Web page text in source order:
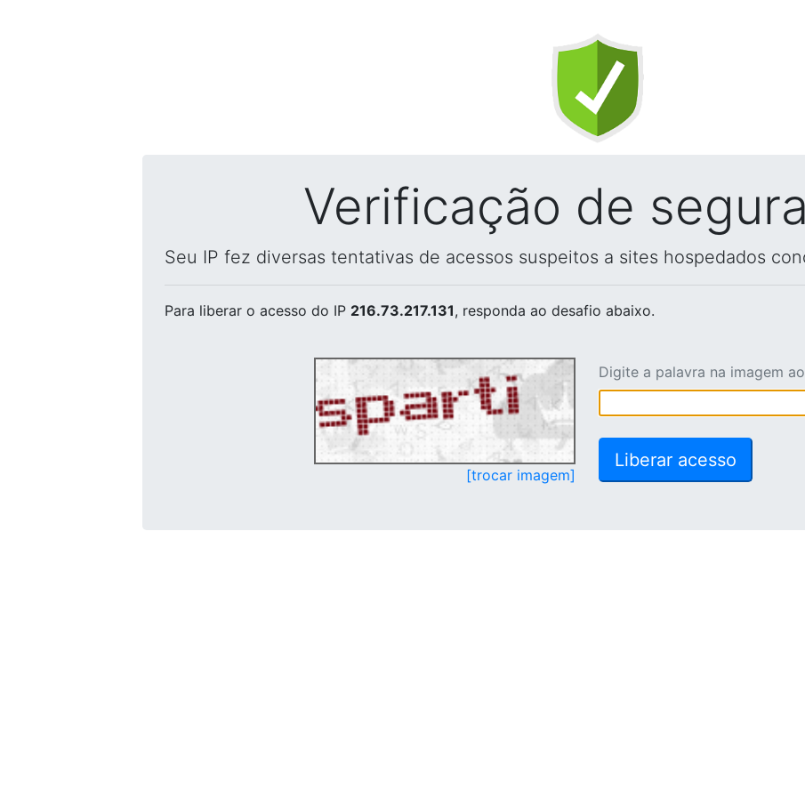
Verificação de
Seu IP fez diversas tentativas de acessos suspeitos a sites hospedados
Para liberar o acesso do IP 216.73.217.131, responda ao desafio abaixo.
[trocar imagem]
Digite a palavra na imagem